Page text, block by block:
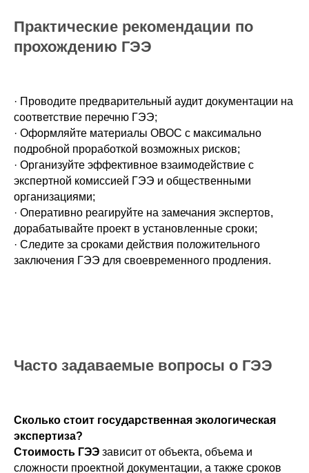
Практические рекомендации по
прохождению ГЭЭ
· Проводите предварительный аудит документации на
соответствие перечню ГЭЭ;
· Оформляйте материалы ОВОС с максимально
подробной проработкой возможных рисков;
· Организуйте эффективное взаимодействие с
экспертной комиссией ГЭЭ и общественными
организациями;
· Оперативно реагируйте на замечания экспертов,
дорабатывайте проект в установленные сроки;
· Следите за сроками действия положительного
заключения ГЭЭ для своевременного продления.
Часто задаваемые вопросы о ГЭЭ
Сколько стоит государственная экологическая
экспертиза?
Стоимость ГЭЭ зависит от объекта, объема и
сложности проектной документации, а также сроков